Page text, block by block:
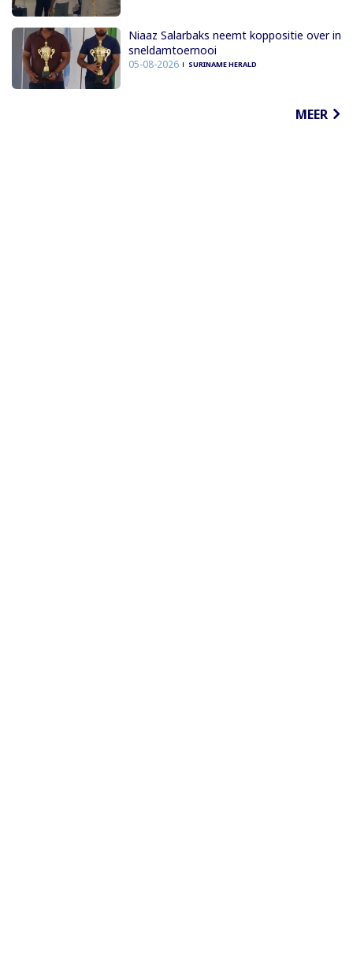
Niaaz Salarbaks neemt koppositie over in
sneldamtoernooi
05-08-2026 SURINAME HERALD
MEER